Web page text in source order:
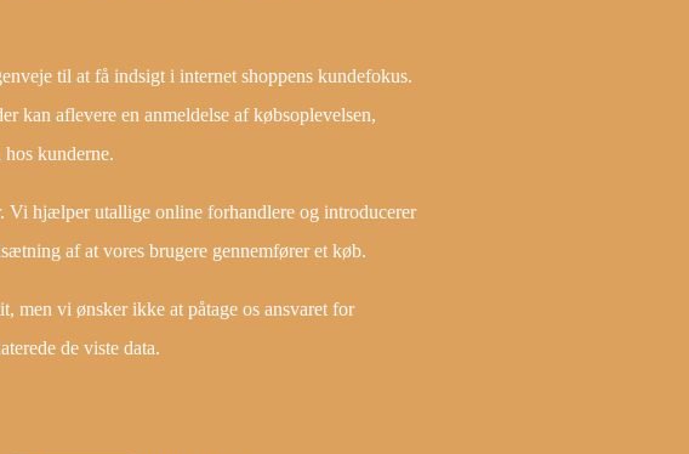
til at få indsigt i internet shoppens kundefokus.
kan aflevere en anmeldelse af købsoplevelsen,
kunderne.
Vi hjælper utallige online forhandlere og introducerer
af at vores brugere gennemfører et køb.
men vi ønsker ikke at påtage os ansvaret for
de viste data.